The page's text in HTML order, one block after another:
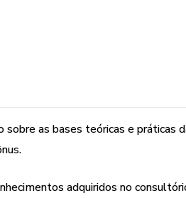
(+ 3 aulas bônus + 2
Intermediárias e Centrais,
Cognitiva e como
as bases teóricas e práticas
adquiridos no